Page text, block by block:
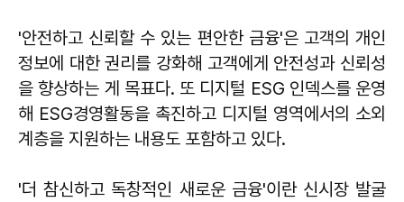
'안전하고 신뢰할 수 있는 편안한 금융'은 고객의 개인
정보에 대한 권리를 강화해 고객에게 안전성과 신뢰성
을 향상하는 게 목표다. 또 디지털 ESG 인덱스를 운영
해 ESG경영활동을 촉진하고 디지털 영역에서의 소외
계층을 지원하는 내용도 포함하고 있다.
'더 참신하고 독창적인 새로운 금융'이란 신시장 발굴